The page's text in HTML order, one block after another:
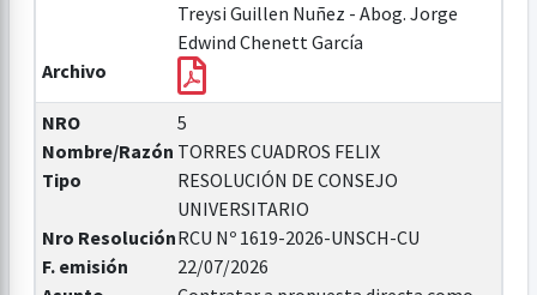
Treysi Guillen Nuñez - Abog. Jorge
Edwind Chenett García
Archivo
NRO
5
Nombre/Razón TORRES CUADROS FELIX
Tipo
RESOLUCIÓN DE CONSEJO
UNIVERSITARIO
Nro ResoluciónRCU Nº 1619-2026-UNSCH-CU
F. emisión
22/07/2026